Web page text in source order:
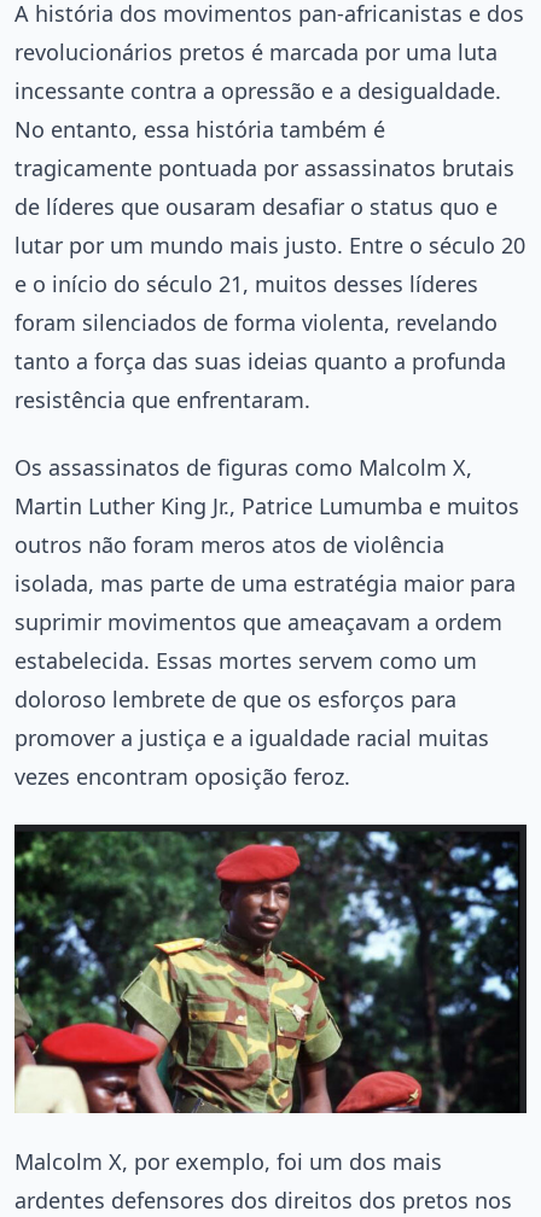
A história dos movimentos pan-africanistas e dos
revolucionários pretos é marcada por uma luta
incessante contra a opressão e a desigualdade.
No entanto, essa história também é
tragicamente pontuada por assassinatos brutais
de líderes que ousaram desafiar o status quo e
lutar por um mundo mais justo. Entre o século 20
e o início do século 21, muitos desses líderes
foram silenciados de forma violenta, revelando
tanto a força das suas ideias quanto a profunda
resistência que enfrentaram.
Os assassinatos de figuras como Malcolm X,
Martin Luther King Jr., Patrice Lumumba e muitos
outros não foram meros atos de violência
isolada, mas parte de uma estratégia maior para
suprimir movimentos que ameaçavam a ordem
estabelecida. Essas mortes servem como um
doloroso lembrete de que os esforços para
promover a justiça e a igualdade racial muitas
vezes encontram oposição feroz.
Malcolm X, por exemplo, foi um dos mais
ardentes defensores dos direitos dos pretos nos